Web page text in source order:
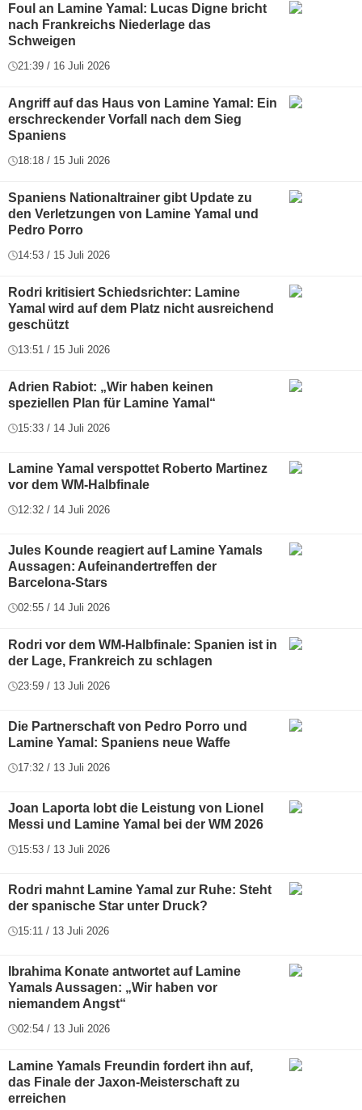
Foul an Lamine Yamal: Lucas Digne bricht
nach Frankreichs Niederlage das
Schweigen
21:39 / 16 Juli 2026
Angriff auf das Haus von Lamine Yamal: Ein
erschreckender Vorfall nach dem Sieg
Spaniens
18:18 / 15 Juli 2026
Spaniens Nationaltrainer gibt Update zu
den Verletzungen von Lamine Yamal und
Pedro Porro
14:53 / 15 Juli 2026
Rodri kritisiert Schiedsrichter: Lamine
Yamal wird auf dem Platz nicht ausreichend
geschützt
13:51 / 15 Juli 2026
Adrien Rabiot: „Wir haben keinen
speziellen Plan für Lamine Yamal“
15:33 / 14 Juli 2026
Lamine Yamal verspottet Roberto Martinez
vor dem WM-Halbfinale
12:32 / 14 Juli 2026
Jules Kounde reagiert auf Lamine Yamals
Aussagen: Aufeinandertreffen der
Barcelona-Stars
02:55 / 14 Juli 2026
Rodri vor dem WM-Halbfinale: Spanien ist in
der Lage, Frankreich zu schlagen
23:59 / 13 Juli 2026
Die Partnerschaft von Pedro Porro und
Lamine Yamal: Spaniens neue Waffe
17:32 / 13 Juli 2026
Joan Laporta lobt die Leistung von Lionel
Messi und Lamine Yamal bei der WM 2026
15:53 / 13 Juli 2026
Rodri mahnt Lamine Yamal zur Ruhe: Steht
der spanische Star unter Druck?
15:11 / 13 Juli 2026
Ibrahima Konate antwortet auf Lamine
Yamals Aussagen: „Wir haben vor
niemandem Angst“
02:54 / 13 Juli 2026
Lamine Yamals Freundin fordert ihn auf,
das Finale der Jaxon-Meisterschaft zu
erreichen